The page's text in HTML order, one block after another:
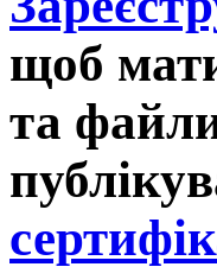
щоб
та